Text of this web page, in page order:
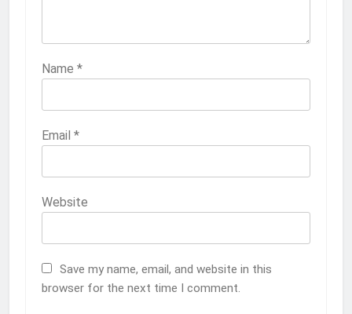
Name *
Email *
Website
Save my name, email, and website in this
browser for the next time I comment.